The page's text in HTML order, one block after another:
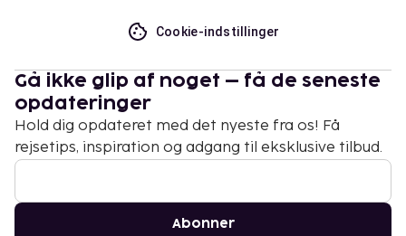
Cookie-indstillinger
Gå ikke glip af noget – få de seneste
opdateringer
Hold dig opdateret med det nyeste fra os! Få
rejsetips, inspiration og adgang til eksklusive tilbud.
Abonner